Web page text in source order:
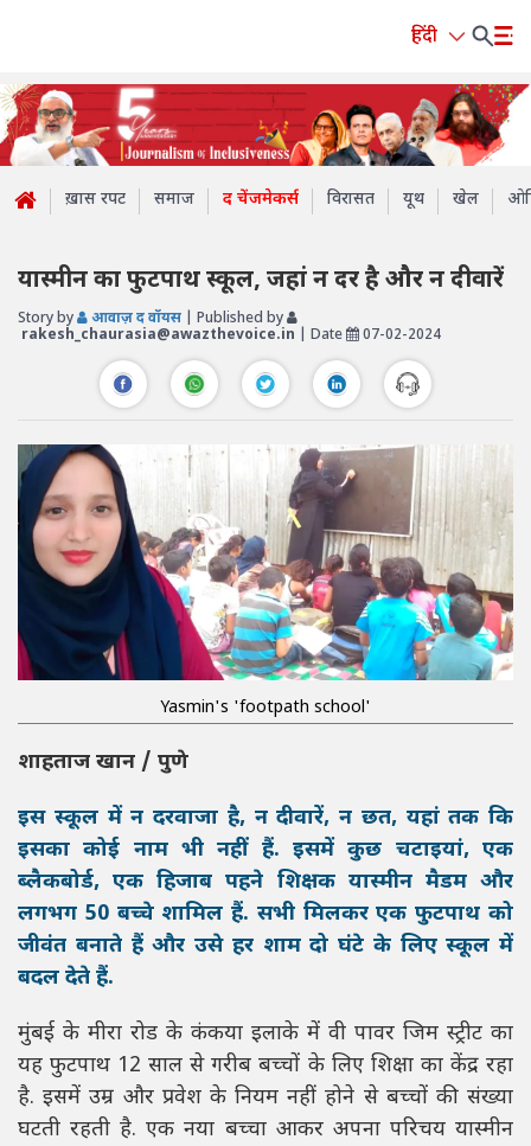
हिंदी
ख़ास रपट समाज द चेंजमेकर्स विरासत यूथ खेल
यास्मीन का फुटपाथ स्कूल, जहां न दर है और न दीवारें
Story by आवाज़ द वॉयस
| Published by
rakesh_chaurasia@awazthevoice.in
| Date 07-02-2024
Yasmin's 'footpath school'
शाहताज खान / पुणे
इस स्कूल में न दरवाजा है, न दीवारें, न छत, यहां तक कि
इसका कोई नाम भी नहीं हैं. इसमें कुछ चटाइयां, एक
ब्लैकबोर्ड, एक हिजाब पहने शिक्षक यास्मीन मैडम और
लगभग 50 बच्चे शामिल हैं. सभी मिलकर एक फुटपाथ को
जीवंत बनाते हैं और उसे हर शाम दो घंटे के लिए स्कूल में
बदल देते हैं.
मुंबई के मीरा रोड के कंकया इलाके में वी पावर जिम स्ट्रीट का
यह फुटपाथ 12 साल से गरीब बच्चों के लिए शिक्षा का केंद्र रहा
है. इसमें उम्र और प्रवेश के नियम नहीं होने से बच्चों की संख्या
घटती रहती है. एक नया बच्चा आकर अपना परिचय यास्मीन